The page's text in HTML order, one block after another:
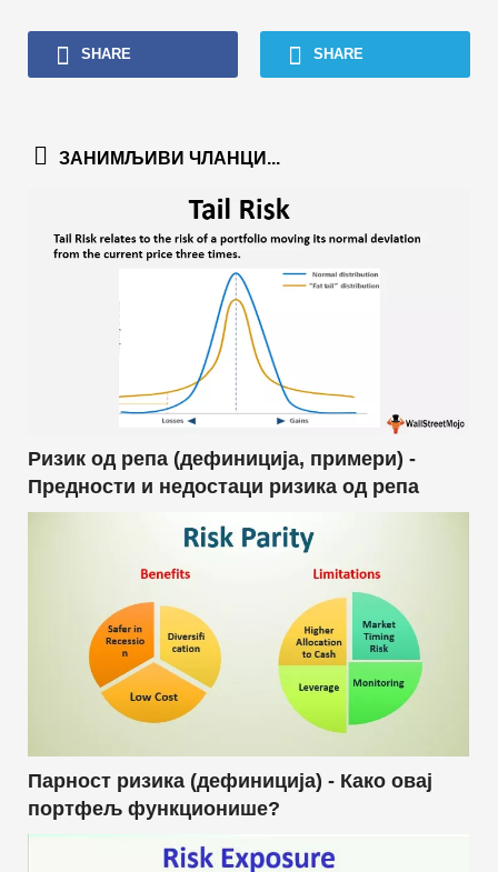
Пуни облик
SHARE SHARE
ЗАНИМЉИВИ ЧЛАНЦИ...
Ризик од репа (дефиниција, примери) -
Предности и недостаци ризика од репа
Парност ризика (дефиниција) - Како овај
портфељ функционише?